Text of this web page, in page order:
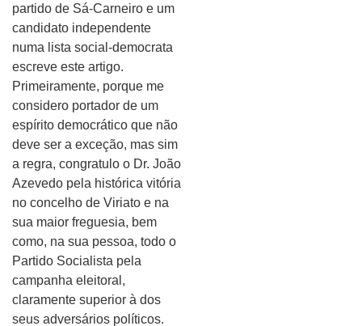
partido de Sá-Carneiro e um
candidato independente
numa lista social-democrata
escreve este artigo.
Primeiramente, porque me
considero portador de um
espírito democrático que não
deve ser a exceção, mas sim
a regra, congratulo o Dr. João
Azevedo pela histórica vitória
no concelho de Viriato e na
sua maior freguesia, bem
como, na sua pessoa, todo o
Partido Socialista pela
campanha eleitoral,
claramente superior à dos
seus adversários políticos.